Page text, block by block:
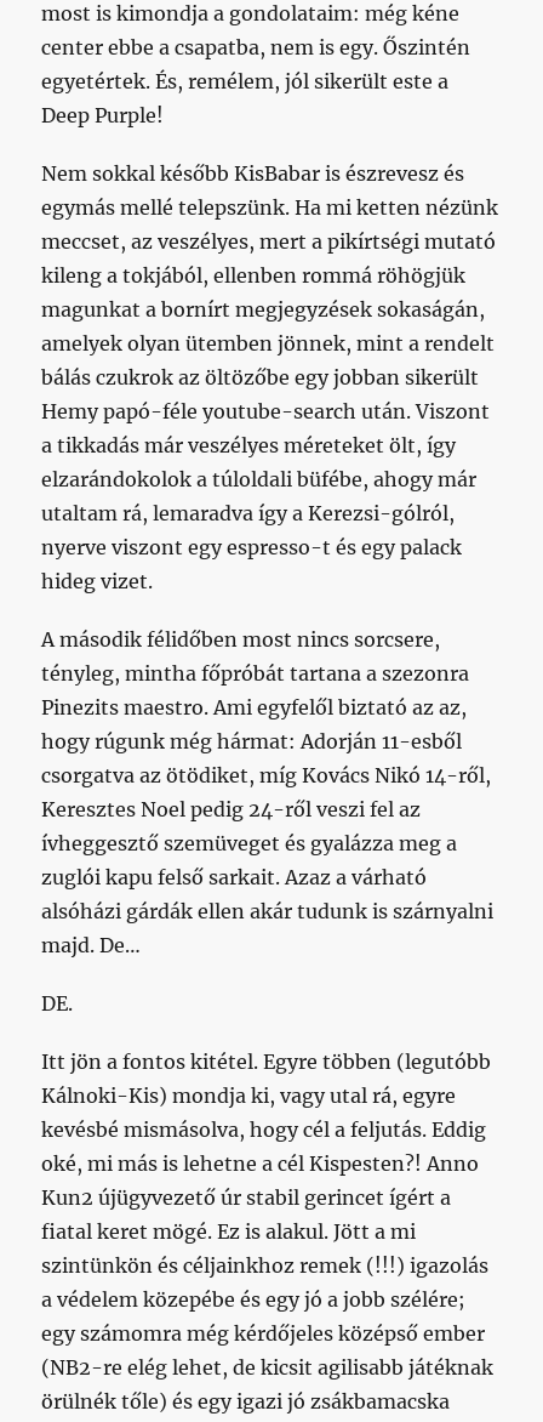
most is kimondja a gondolataim: még kéne
center ebbe a csapatba, nem is egy. Őszintén
egyetértek. És, remélem, jól sikerült este a
Deep Purple!
Nem sokkal később KisBabar is észrevesz és
egymás mellé telepszünk. Ha mi ketten nézünk
meccset, az veszélyes, mert a pikírtségi mutató
kileng a tokjából, ellenben rommá röhögjük
magunkat a bornírt megjegyzések sokaságán,
amelyek olyan ütemben jönnek, mint a rendelt
bálás czukrok az öltözőbe egy jobban sikerült
Hemy papó-féle youtube-search után. Viszont
a tikkadás már veszélyes méreteket ölt, így
elzarándokolok a túloldali büfébe, ahogy már
utaltam rá, lemaradva így a Kerezsi-gólról,
nyerve viszont egy espresso-t és egy palack
hideg vizet.
A második félidőben most nincs sorcsere,
tényleg, mintha főpróbát tartana a szezonra
Pinezits maestro. Ami egyfelől biztató az az,
hogy rúgunk még hármat: Adorján 11-esből
csorgatva az ötödiket, míg Kovács Nikó 14-ről,
Keresztes Noel pedig 24-ről veszi fel az
ívheggesztő szemüveget és gyalázza meg a
zuglói kapu felső sarkait. Azaz a várható
alsóházi gárdák ellen akár tudunk is szárnyalni
majd. De…
DE.
Itt jön a fontos kitétel. Egyre többen (legutóbb
Kálnoki-Kis) mondja ki, vagy utal rá, egyre
kevésbé mismásolva, hogy cél a feljutás. Eddig
oké, mi más is lehetne a cél Kispesten?! Anno
Kun2 újügyvezető úr stabil gerincet ígért a
fiatal keret mögé. Ez is alakul. Jött a mi
szintünkön és céljainkhoz remek (!!!) igazolás
a védelem közepébe és egy jó a jobb szélére;
egy számomra még kérdőjeles középső ember
(NB2-re elég lehet, de kicsit agilisabb játéknak
örülnék tőle) és egy igazi jó zsákbamacska